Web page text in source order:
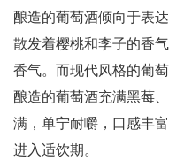
酿造的葡萄酒倾向于表
散发着樱桃和李子的香
香气。而现代风格的葡
酿造的葡萄酒充满黑莓
满，单宁耐嚼，口感丰
进入适饮期。